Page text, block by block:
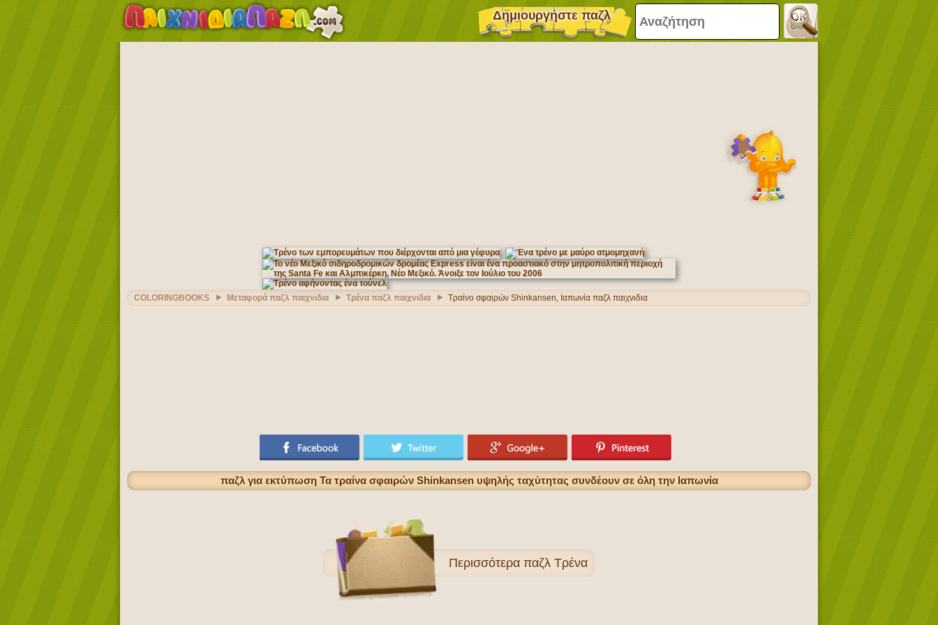
Δημιουργήστε παζλ
COLORINGBOOKS Μεταφορά παζλ παιχνιδια Τρένα παζλ παιχνιδια Τραίνο σφαιρών Shinkansen, Ιαπωνία παζλ παιχνιδια
παζλ για εκτύπωση Τα τραίνα σφαιρών Shinkansen υψηλής ταχύτητας συνδέουν σε όλη την Ιαπωνία
Περισσότερα παζλ Τρένα